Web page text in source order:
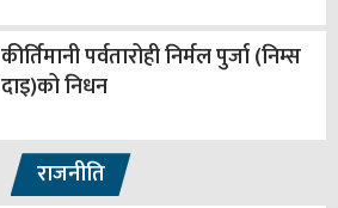
कीर्तिमानी पर्वतारोही निर्मल पुर्जा (निम्स
दाइ)को निधन
राजनीति